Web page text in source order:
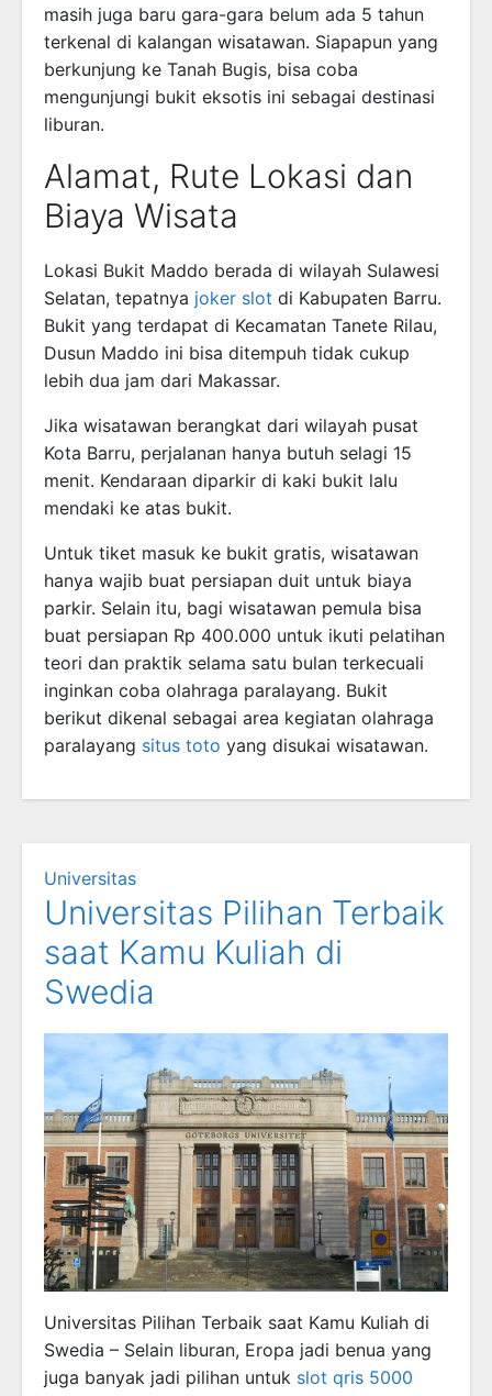
masih juga baru gara-gara belum ada 5 tahun
terkenal di kalangan wisatawan. Siapapun yang
berkunjung ke Tanah Bugis, bisa coba
mengunjungi bukit eksotis ini sebagai destinasi
liburan.
Alamat, Rute Lokasi dan
Biaya Wisata
Lokasi Bukit Maddo berada di wilayah Sulawesi
Selatan, tepatnya joker slot di Kabupaten Barru.
Bukit yang terdapat di Kecamatan Tanete Rilau,
Dusun Maddo ini bisa ditempuh tidak cukup
lebih dua jam dari Makassar.
Jika wisatawan berangkat dari wilayah pusat
Kota Barru, perjalanan hanya butuh selagi 15
menit. Kendaraan diparkir di kaki bukit lalu
mendaki ke atas bukit.
Untuk tiket masuk ke bukit gratis, wisatawan
hanya wajib buat persiapan duit untuk biaya
parkir. Selain itu, bagi wisatawan pemula bisa
buat persiapan Rp 400.000 untuk ikuti pelatihan
teori dan praktik selama satu bulan terkecuali
inginkan coba olahraga paralayang. Bukit
berikut dikenal sebagai area kegiatan olahraga
paralayang situs toto yang disukai wisatawan.
Universitas
Universitas Pilihan Terbaik
saat Kamu Kuliah di
Swedia
Universitas Pilihan Terbaik saat Kamu Kuliah di
Swedia – Selain liburan, Eropa jadi benua yang
juga banyak jadi pilihan untuk slot qris 5000